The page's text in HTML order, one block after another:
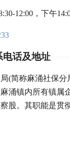
12:00，下午
电话及地址
(简称麻涌社保
涌镇内所有镇属
股。其职能是贯